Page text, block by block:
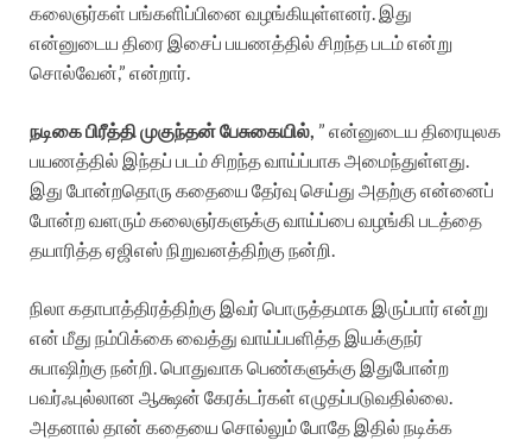
கலைஞர்கள் பங்களிப்பினை வழங்கியுள்ளனர். இது
என்னுடைய திரை இசைப் பயணத்தில் சிறந்த படம் என்று
சொல்வேன்,” என்றார்.
நடிகை பிரீத்தி முகுந்தன் பேசுகையில், ” என்னுடைய திரையுலக
பயணத்தில் இந்தப் படம் சிறந்த வாய்ப்பாக அமைந்துள்ளது.
இது போன்றதொரு கதையை தேர்வு செய்து அதற்கு என்னைப்
போன்ற வளரும் கலைஞர்களுக்கு வாய்ப்பை வழங்கி படத்தை
தயாரித்த ஏஜிஎஸ் நிறுவனத்திற்கு நன்றி.
நிலா கதாபாத்திரத்திற்கு இவர் பொருத்தமாக இருப்பார் என்று
என் மீது நம்பிக்கை வைத்து வாய்ப்பளித்த இயக்குநர்
சுபாஷிற்கு நன்றி. பொதுவாக பெண்களுக்கு இதுபோன்ற
பவர்ஃபுல்லான ஆக்ஷன் கேரக்டர்கள் எழுதப்படுவதில்லை.
அதனால் தான் கதையை சொல்லும் போதே இதில் நடிக்க